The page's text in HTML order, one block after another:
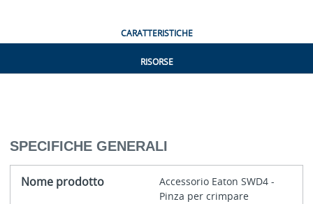
CARATTERISTICHE
RISORSE
SPECIFICHE GENERALI
Nome prodotto
Accessorio Eaton SWD4 -
Pinza per crimpare